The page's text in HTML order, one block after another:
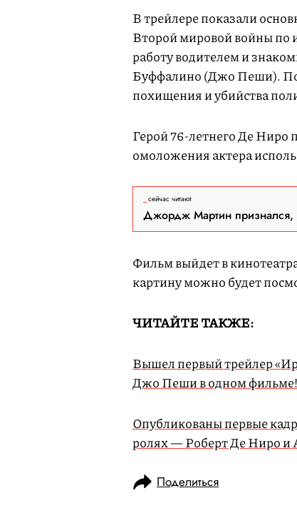
В трейлере показали
Второй мировой войны по
работу водителем и
Буффалино (Джо Пеши). По
похищения и убийства
Герой 76-летнего Де Ниро
омоложения актера
сейчас читают
Джордж Мартин признался,
Фильм выйдет в
картину можно будет
ЧИТАЙТЕ ТАКЖЕ:
Вышел первый трейлер
Джо Пеши в одном фильме!
Опубликованы первые
ролях — Роберт Де Ниро и
Поделиться